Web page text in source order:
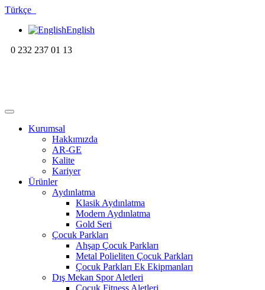
Türkçe
English
0 232 237 01 13
Kurumsal
Hakkımızda
AR-GE
Kalite
Kariyer
Ürünler
Aydınlatma
Klasik Aydınlatma
Modern Aydınlatma
Gold Seri
Çocuk Parkları
Ahşap Çocuk Parkları
Metal Polieliten Çocuk Parkları
Çocuk Parkları Ek Ekipmanları
Dış Mekan Spor Aletleri
Çocuk Fitness Aletleri